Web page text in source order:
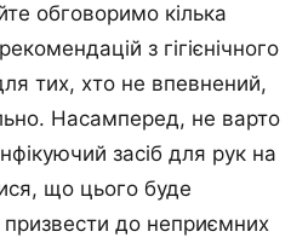
обговоримо кілька
з гігієнічного
тих, хто не впевнений,
Насамперед, не варто
засіб для рук на
що цього буде
до неприємних